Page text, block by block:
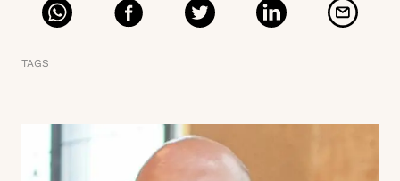
TAGS